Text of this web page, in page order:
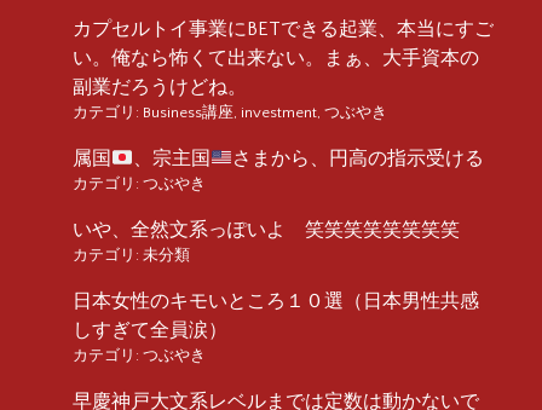
カプセルトイ事業にBETできる起業、本当にすご
い。俺なら怖くて出来ない。まぁ、大手資本の
副業だろうけどね。
カテゴリ: Business講座, investment, つぶやき
属国 、宗主国 さまから、円高の指示受ける
カテゴリ: つぶやき
いや、全然文系っぽいよ 笑笑笑笑笑笑笑笑
カテゴリ: 未分類
日本女性のキモいところ１０選（日本男性共感
しすぎて全員涙）
カテゴリ: つぶやき
早慶神戸大文系レベルまでは定数は動かないで